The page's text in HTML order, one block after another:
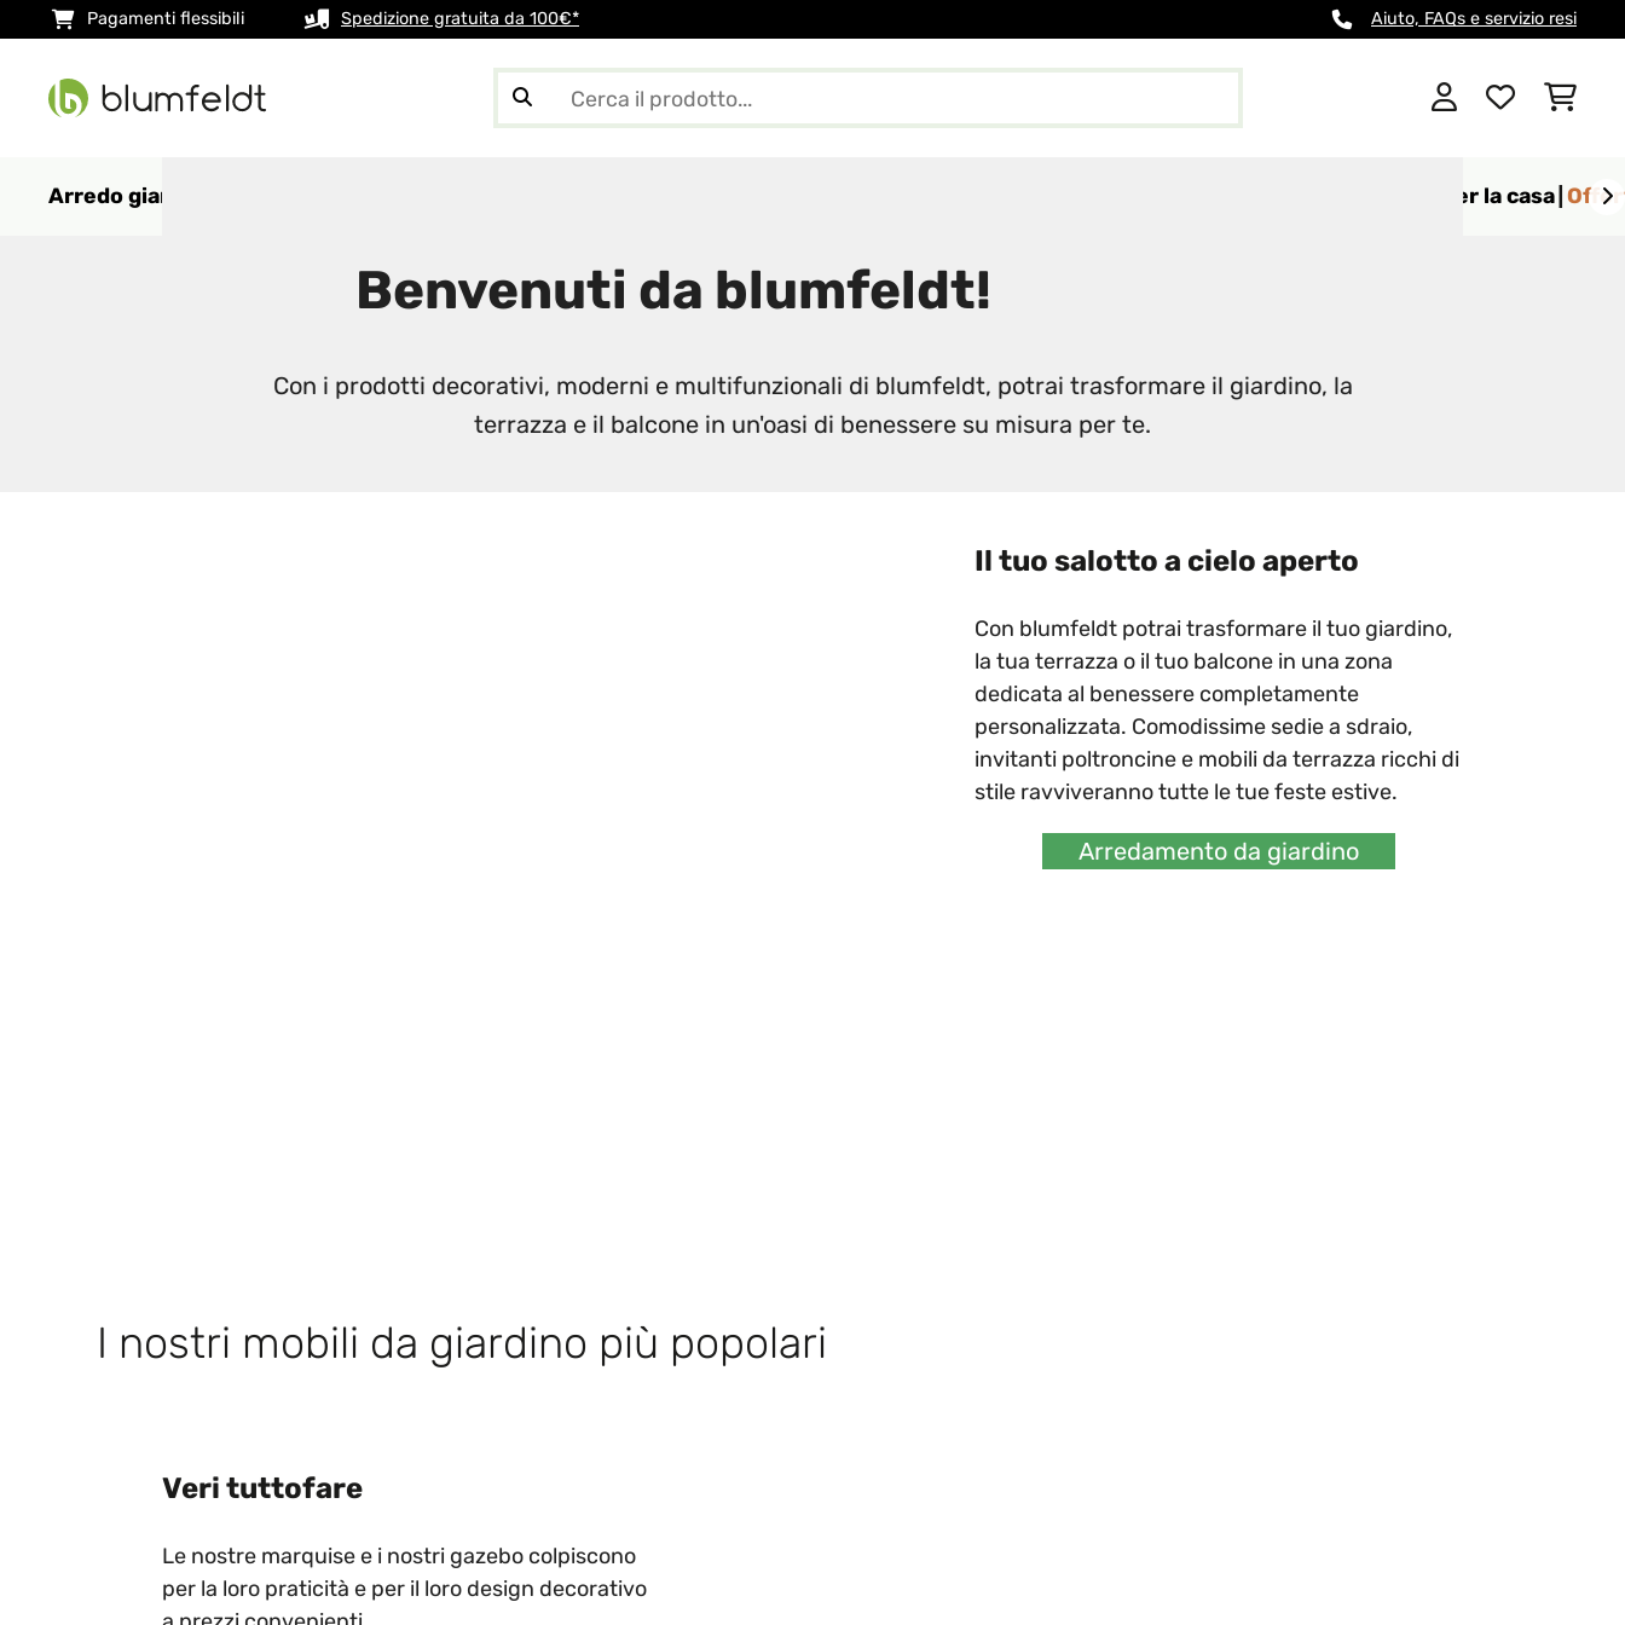
Pagamenti flessibili Spedizione gratuita da 100€* Aiuto, FAQs e servizio resi
Arredo giardino Mobili & Accessori per la casa
Benvenuti da blumfeldt!
Con i prodotti decorativi, moderni e multifunzionali di blumfeldt, potrai trasformare il giardino, la
terrazza e il balcone in un'oasi di benessere su misura per te.
Il tuo salotto a cielo aperto
Con blumfeldt potrai trasformare il tuo giardino,
la tua terrazza o il tuo balcone in una zona
dedicata al benessere completamente
personalizzata. Comodissime sedie a sdraio,
invitanti poltroncine e mobili da terrazza ricchi di
stile ravviveranno tutte le tue feste estive.
Arredamento da giardino
I nostri mobili da giardino più popolari
Veri tuttofare
Le nostre marquise e i nostri gazebo colpiscono
per la loro praticità e per il loro design decorativo